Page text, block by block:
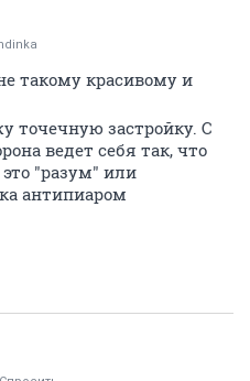
такому красивому и
точечную застройку. С
ведет себя так, что
"разум" или
антипиаром